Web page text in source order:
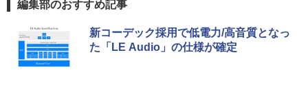
Anker Soundcore P40i オフホワイト
￥7,990
BRUCE WAYNE feat. Flo Milli, ATL Jacob
[Explicit]
【Amazon.co.jp限定】 い・ろ・は・す 2L P
ET ラベルレス ×8本
薬屋のひとりごと 17巻 (デジタル版ビッグガ
ンガンコミックス)
編集部のおすすめ記事
新コーデック採用で低電力/高音質となっ
た「LE Audio」の仕様が確定